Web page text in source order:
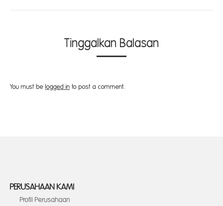
Tinggalkan Balasan
You must be logged in to post a comment.
PERUSAHAAN KAMI
Profil Perusahaan